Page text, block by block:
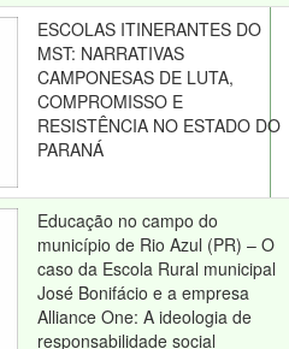
ESCOLAS ITINERANTES DO
MST: NARRATIVAS
CAMPONESAS DE LUTA,
COMPROMISSO E
RESISTÊNCIA NO ESTADO DO
PARANÁ
Educação no campo do
município de Rio Azul (PR) – O
caso da Escola Rural municipal
José Bonifácio e a empresa
Alliance One: A ideologia de
responsabilidade social